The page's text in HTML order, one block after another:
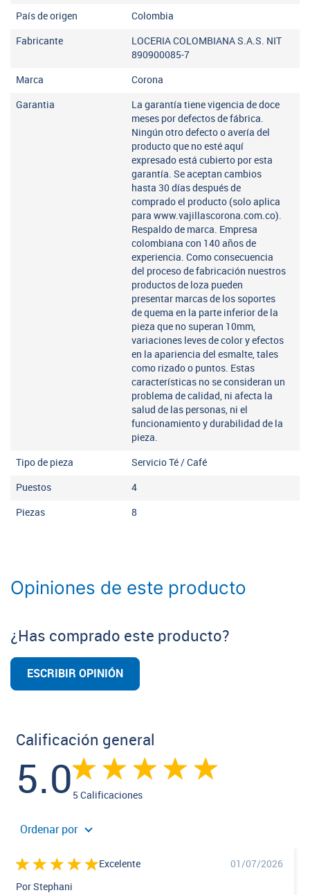
País de origen Colombia
Fabricante
LOCERIA COLOMBIANA S.A.S. NIT
890900085-7
Marca Corona
Garantia
La garantía tiene vigencia de doce
meses por defectos de fábrica.
Ningún otro defecto o avería del
producto que no esté aquí
expresado está cubierto por esta
garantía. Se aceptan cambios
hasta 30 días después de
comprado el producto (solo aplica
para www.vajillascorona.com.co).
Respaldo de marca. Empresa
colombiana con 140 años de
experiencia. Como consecuencia
del proceso de fabricación nuestros
productos de loza pueden
presentar marcas de los soportes
de quema en la parte inferior de la
pieza que no superan 10mm,
variaciones leves de color y efectos
en la apariencia del esmalte, tales
como rizado o puntos. Estas
características no se consideran un
problema de calidad, ni afecta la
salud de las personas, ni el
funcionamiento y durabilidad de la
pieza.
Tipo de pieza Servicio Té / Café
Puestos 4
Piezas 8
Opiniones de este producto
¿Has comprado este producto?
ESCRIBIR OPINIÓN
Calificación general
5.0 5 Calificaciones
Ordenar por
Excelente
01/07/2026
Por Stephani